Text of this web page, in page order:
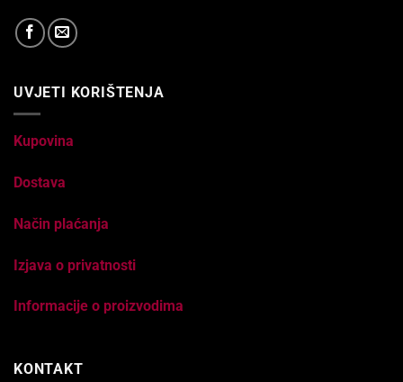
UVJETI KORIŠTENJA
Kupovina
Dostava
Način plaćanja
Izjava o privatnosti
Informacije o proizvodima
KONTAKT